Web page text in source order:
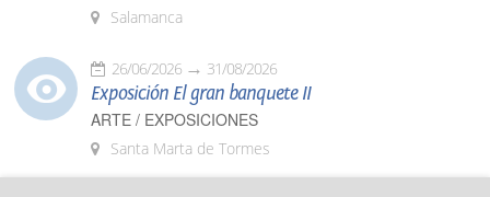
Salamanca
26/06/2026 31/08/2026
Exposición El gran banquete II
ARTE / EXPOSICIONES
Santa Marta de Tormes